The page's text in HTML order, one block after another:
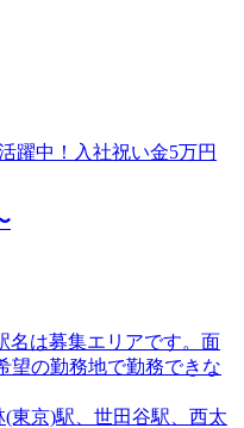
中！入社祝い金5万円
は募集エリアです。面
望の勤務地で勤務できな
東京)駅、世田谷駅、西太